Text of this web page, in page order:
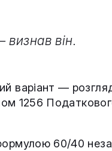
він.
варіант —
1256
60/40